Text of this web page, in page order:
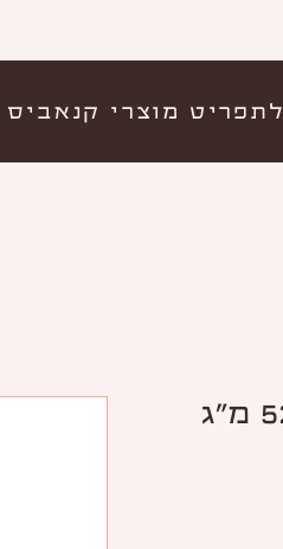
לתפריט מוצרי
(מגנזיום אוקסיד 520 מ"ג